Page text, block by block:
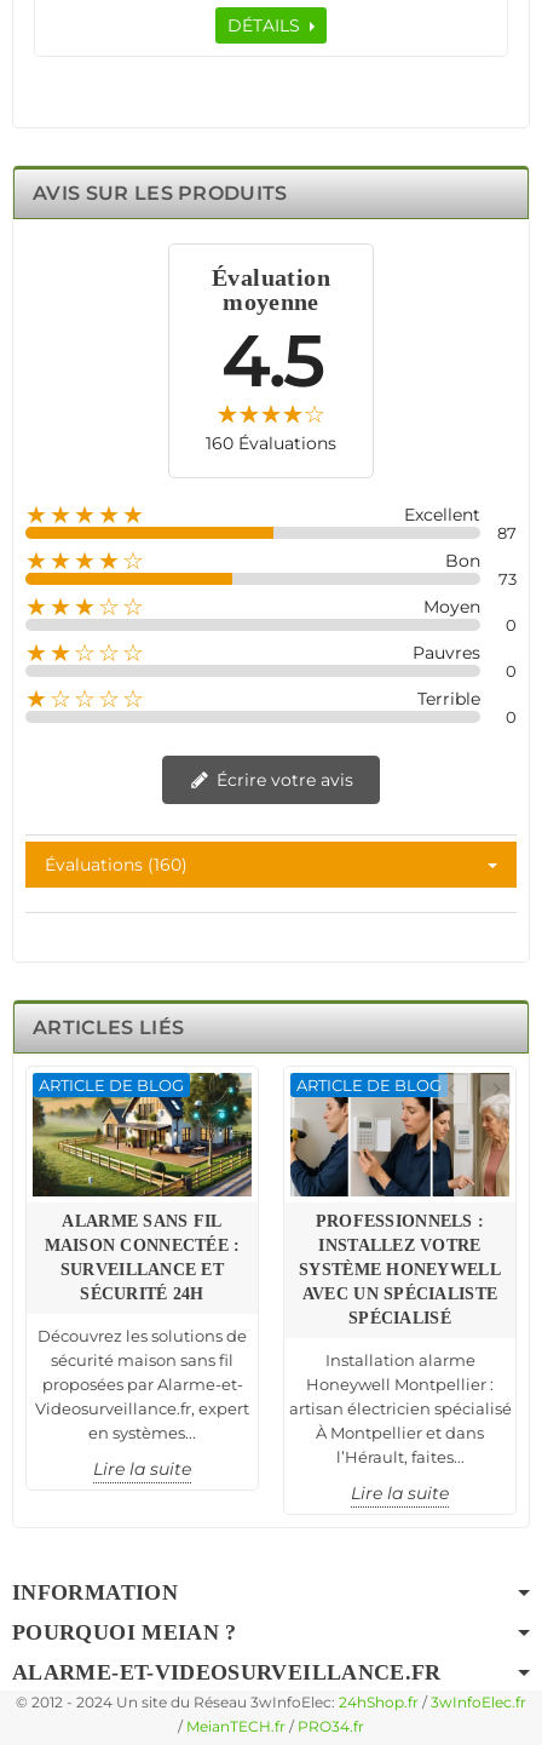
Alimenté par des batteries lithium-ion, il assure une
autonomie de 2 à 3 ans en usage standard. Facile à
connectée. Optez pour la qualité originale de Meian et
DÉTAILS
AVIS SUR LES PRODUITS
Évaluation
moyenne
4.5
160 Évaluations
★★★★★ Excellent
87
★★★★☆ Bon
73
★★★☆☆ Moyen
0
★★☆☆☆ Pauvres
0
★☆☆☆☆ Terrible
0
Écrire votre avis
Évaluations (160)
ARTICLES LIÉS
ARTICLE DE BLOG
ALARME SANS FIL
MAISON CONNECTÉE :
SURVEILLANCE ET
SÉCURITÉ 24H
Découvrez les solutions de
sécurité maison sans fil
proposées par Alarme-et-
Videosurveillance.fr, expert
en systèmes...
Lire la suite
ARTICLE DE BLOG
PROFESSIONNELS :
INSTALLEZ VOTRE
SYSTÈME HONEYWELL
AVEC UN SPÉCIALISTE
SPÉCIALISÉ
Installation alarme
Honeywell Montpellier :
artisan électricien spécialisé
À Montpellier et dans
l’Hérault, faites...
Lire la suite
INFORMATION
POURQUOI MEIAN ?
ALARME-ET-VIDEOSURVEILLANCE.FR
© 2012 - 2024 Un site du Réseau 3wInfoElec: 24hShop.fr /3wInfoElec.fr
/ MeianTECH.fr / PRO34.fr